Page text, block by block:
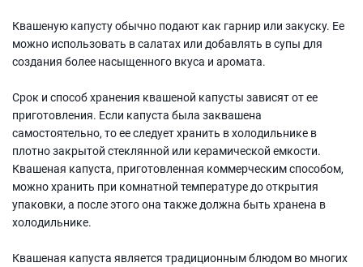
Квашеную капусту обычно подают как гарнир или закуску. Ее
можно использовать в салатах или добавлять в супы для
создания более насыщенного вкуса и аромата.
Срок и способ хранения квашеной капусты зависят от ее
приготовления. Если капуста была заквашена
самостоятельно, то ее следует хранить в холодильнике в
плотно закрытой стеклянной или керамической емкости.
Квашеная капуста, приготовленная коммерческим способом,
можно хранить при комнатной температуре до открытия
упаковки, а после этого она также должна быть хранена в
холодильнике.
Квашеная капуста является традиционным блюдом во многих